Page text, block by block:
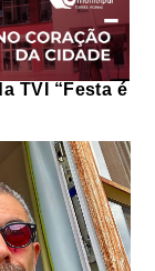
TVI “Festa é